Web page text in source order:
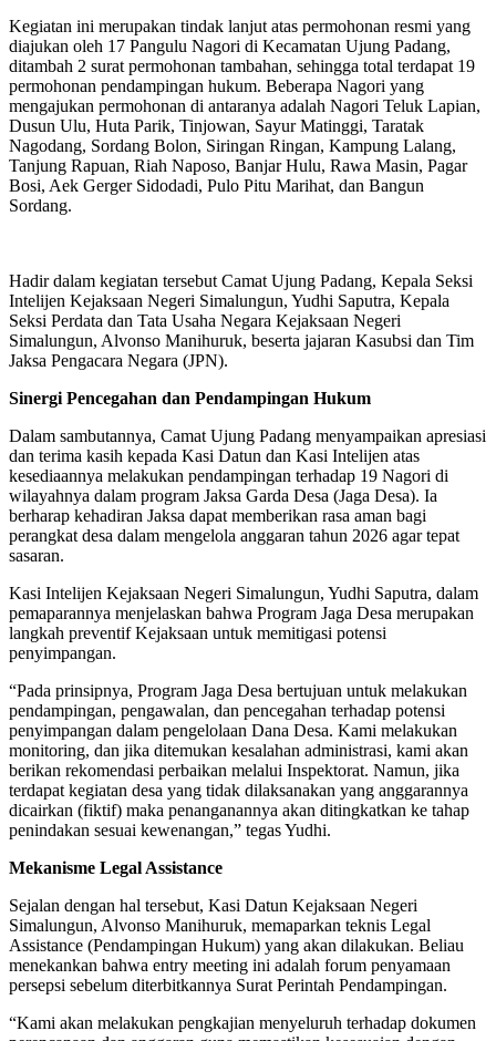
Kegiatan ini merupakan tindak lanjut atas permohonan resmi yang
diajukan oleh 17 Pangulu Nagori di Kecamatan Ujung Padang,
ditambah 2 surat permohonan tambahan, sehingga total terdapat 19
permohonan pendampingan hukum. Beberapa Nagori yang
mengajukan permohonan di antaranya adalah Nagori Teluk Lapian,
Dusun Ulu, Huta Parik, Tinjowan, Sayur Matinggi, Taratak
Nagodang, Sordang Bolon, Siringan Ringan, Kampung Lalang,
Tanjung Rapuan, Riah Naposo, Banjar Hulu, Rawa Masin, Pagar
Bosi, Aek Gerger Sidodadi, Pulo Pitu Marihat, dan Bangun
Sordang.
Hadir dalam kegiatan tersebut Camat Ujung Padang, Kepala Seksi
Intelijen Kejaksaan Negeri Simalungun, Yudhi Saputra, Kepala
Seksi Perdata dan Tata Usaha Negara Kejaksaan Negeri
Simalungun, Alvonso Manihuruk, beserta jajaran Kasubsi dan Tim
Jaksa Pengacara Negara (JPN).
Sinergi Pencegahan dan Pendampingan Hukum
Dalam sambutannya, Camat Ujung Padang menyampaikan apresiasi
dan terima kasih kepada Kasi Datun dan Kasi Intelijen atas
kesediaannya melakukan pendampingan terhadap 19 Nagori di
wilayahnya dalam program Jaksa Garda Desa (Jaga Desa). Ia
berharap kehadiran Jaksa dapat memberikan rasa aman bagi
perangkat desa dalam mengelola anggaran tahun 2026 agar tepat
sasaran.
Kasi Intelijen Kejaksaan Negeri Simalungun, Yudhi Saputra, dalam
pemaparannya menjelaskan bahwa Program Jaga Desa merupakan
langkah preventif Kejaksaan untuk memitigasi potensi
penyimpangan.
“Pada prinsipnya, Program Jaga Desa bertujuan untuk melakukan
pendampingan, pengawalan, dan pencegahan terhadap potensi
penyimpangan dalam pengelolaan Dana Desa. Kami melakukan
monitoring, dan jika ditemukan kesalahan administrasi, kami akan
berikan rekomendasi perbaikan melalui Inspektorat. Namun, jika
terdapat kegiatan desa yang tidak dilaksanakan yang anggarannya
dicairkan (fiktif) maka penanganannya akan ditingkatkan ke tahap
penindakan sesuai kewenangan,” tegas Yudhi.
Mekanisme Legal Assistance
Sejalan dengan hal tersebut, Kasi Datun Kejaksaan Negeri
Simalungun, Alvonso Manihuruk, memaparkan teknis Legal
Assistance (Pendampingan Hukum) yang akan dilakukan. Beliau
menekankan bahwa entry meeting ini adalah forum penyamaan
persepsi sebelum diterbitkannya Surat Perintah Pendampingan.
“Kami akan melakukan pengkajian menyeluruh terhadap dokumen